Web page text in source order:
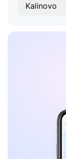
Kalinovo